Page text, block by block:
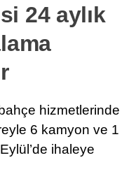
24 aylık
hizmetlerinde
6 kamyon ve 1
ihaleye